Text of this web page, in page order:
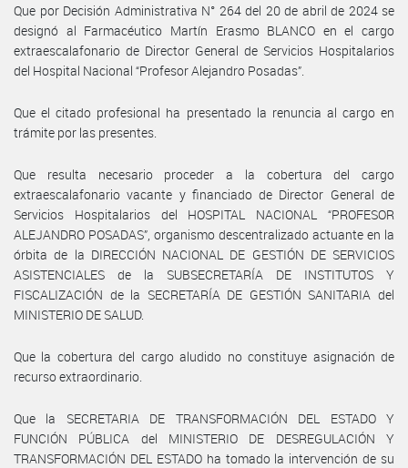
Que por Decisión Administrativa N° 264 del 20 de abril de 2024 se
designó al Farmacéutico Martín Erasmo BLANCO en el cargo
extraescalafonario de Director General de Servicios Hospitalarios
del Hospital Nacional “Profesor Alejandro Posadas”.
Que el citado profesional ha presentado la renuncia al cargo en
trámite por las presentes.
Que resulta necesario proceder a la cobertura del cargo
extraescalafonario vacante y financiado de Director General de
Servicios Hospitalarios del HOSPITAL NACIONAL “PROFESOR
ALEJANDRO POSADAS”, organismo descentralizado actuante en la
órbita de la DIRECCIÓN NACIONAL DE GESTIÓN DE SERVICIOS
ASISTENCIALES de la SUBSECRETARÍA DE INSTITUTOS Y
FISCALIZACIÓN de la SECRETARÍA DE GESTIÓN SANITARIA del
MINISTERIO DE SALUD.
Que la cobertura del cargo aludido no constituye asignación de
recurso extraordinario.
Que la SECRETARIA DE TRANSFORMACIÓN DEL ESTADO Y
FUNCIÓN PÚBLICA del MINISTERIO DE DESREGULACIÓN Y
TRANSFORMACIÓN DEL ESTADO ha tomado la intervención de su